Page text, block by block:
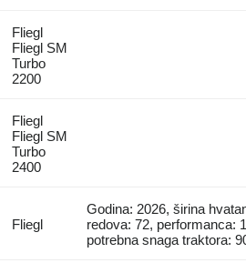
Fliegl
Fliegl SM
Turbo
2200
Fliegl
Fliegl SM
Turbo
2400
Fliegl
Godina: 2026, širina
redova: 72, performanca:
potrebna snaga traktora: